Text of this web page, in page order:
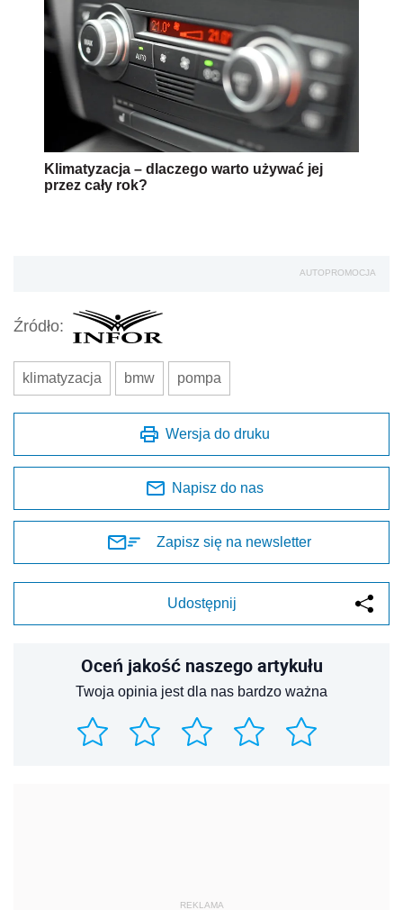
Klimatyzacja – dlaczego warto używać jej
przez cały rok?
AUTOPROMOCJA
Źródło:
klimatyzacja bmw pompa
Wersja do druku
Napisz do nas
Zapisz się na newsletter
Udostępnij
Oceń jakość naszego artykułu
Twoja opinia jest dla nas bardzo ważna
REKLAMA